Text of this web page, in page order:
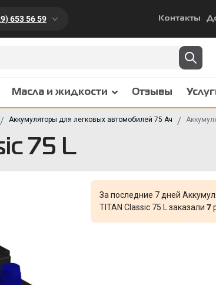
653 56 59 Контакты
Масла и жидкости Отзывы
Аккумуляторы для легковых автомобилей 75 Ач
75 L
За последние 7 дней
TITAN Classic 75 L заказали 7